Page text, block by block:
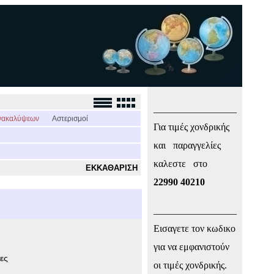
Αστερισμοί
ΕΚΚΑΘΑΡΙΣΗ
Για τιμές χονδρικής
και παραγγελίες
καλεστε στο
22990 40210
Εισαγετε τον κωδικο
για να εμφανιστούν
οι τιμές χονδρικής.